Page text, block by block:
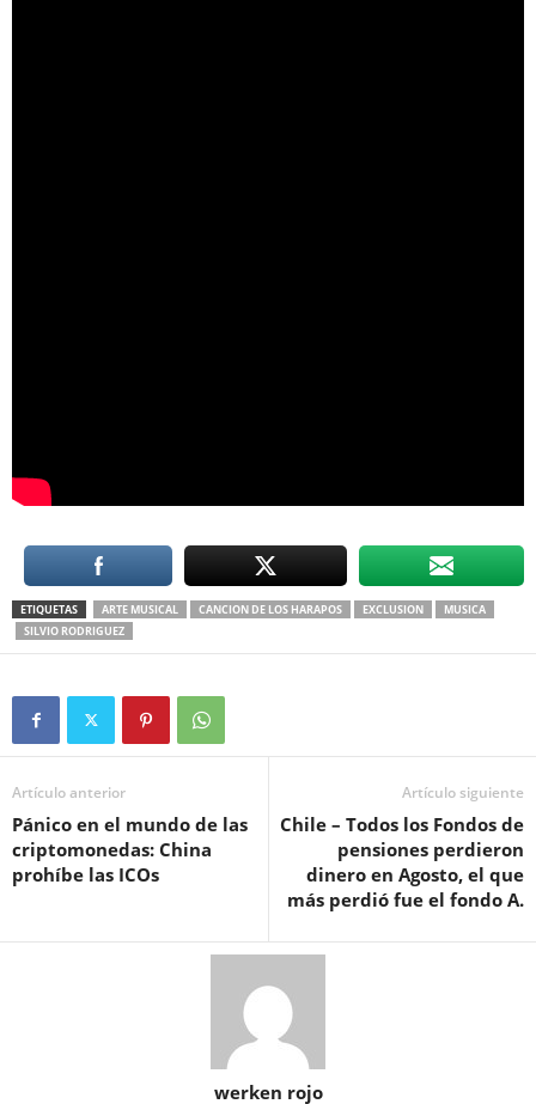
ETIQUETAS ARTE MUSICAL CANCION DE LOS HARAPOS EXCLUSION
MUSICA
SILVIO RODRIGUEZ
Artículo anterior
Pánico en el mundo de las
criptomonedas: China
prohíbe las ICOs
Artículo siguiente
Chile – Todos los Fondos de
pensiones perdieron
dinero en Agosto, el que
más perdió fue el fondo A.
werken rojo